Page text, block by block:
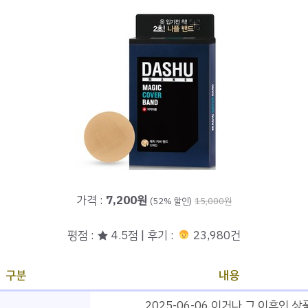
가격 : 7,200원 (52% 할인) 15,000원
평점 : ★ 4.5점 | 후기 : 23,980건
구분
내용